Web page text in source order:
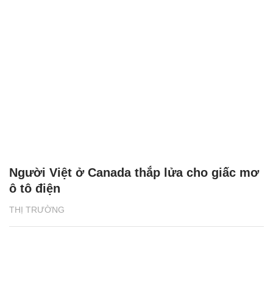
THỊ TRƯỜNG
Người Việt ở Canada thắp lửa cho giấc mơ
ô tô điện